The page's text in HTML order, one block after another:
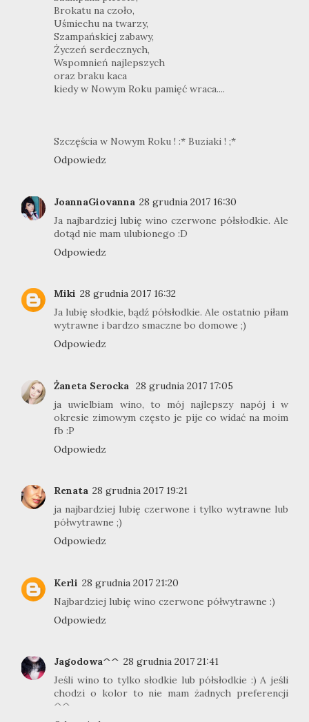
Brokatu na czoło,
Uśmiechu na twarzy,
Szampańskiej zabawy,
Życzeń serdecznych,
Wspomnień najlepszych
oraz braku kaca
kiedy w Nowym Roku pamięć wraca....
Szczęścia w Nowym Roku ! :* Buziaki ! ;*
Odpowiedz
JoannaGiovanna 28 grudnia 2017 16:30
Ja najbardziej lubię wino czerwone półsłodkie. Ale
dotąd nie mam ulubionego :D
Odpowiedz
Miki 28 grudnia 2017 16:32
Ja lubię słodkie, bądź półsłodkie. Ale ostatnio piłam
wytrawne i bardzo smaczne bo domowe ;)
Odpowiedz
Żaneta Serocka 28 grudnia 2017 17:05
ja uwielbiam wino, to mój najlepszy napój i w
okresie zimowym często je pije co widać na moim
fb :P
Odpowiedz
Renata 28 grudnia 2017 19:21
ja najbardziej lubię czerwone i tylko wytrawne lub
półwytrawne ;)
Odpowiedz
Kerli 28 grudnia 2017 21:20
Najbardziej lubię wino czerwone półwytrawne :)
Odpowiedz
Jagodowa^^ 28 grudnia 2017 21:41
Jeśli wino to tylko słodkie lub półsłodkie :) A jeśli
chodzi o kolor to nie mam żadnych preferencji
^^